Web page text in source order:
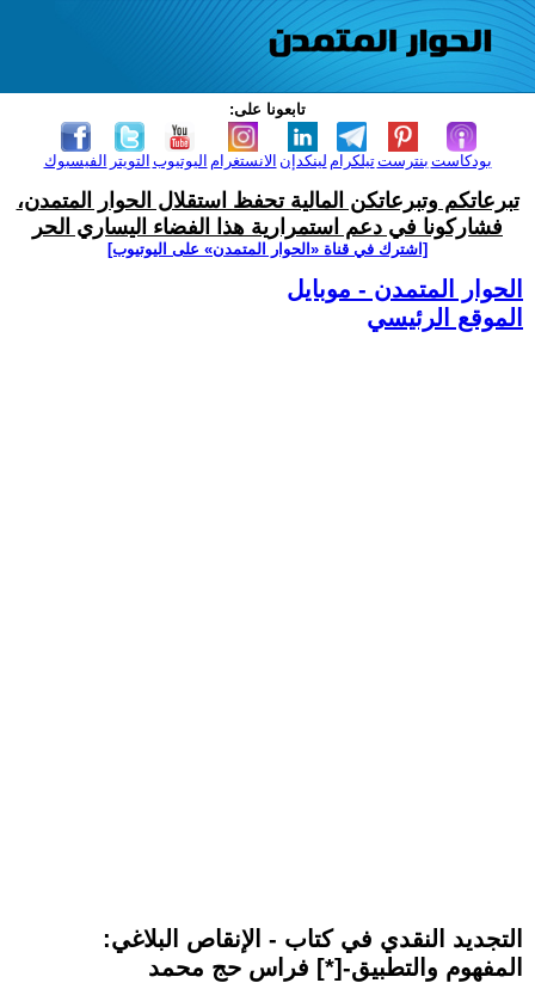
تابعونا على:
الفيسبوك التويتر اليوتيوب الانستغرام لينكدإن تيلكرامبنترست بودكاست
تبرعاتكم وتبرعاتكن المالية تحفظ استقلال الحوار المتمدن،
فشاركونا في دعم استمرارية هذا الفضاء اليساري الحر
[اشترك في قناة ‫«الحوار المتمدن» على اليوتيوب]
الحوار المتمدن - موبايل
الموقع الرئيسي
التجديد النقدي في كتاب - الإنقاص البلاغي:
المفهوم والتطبيق-[*] فراس حج محمد